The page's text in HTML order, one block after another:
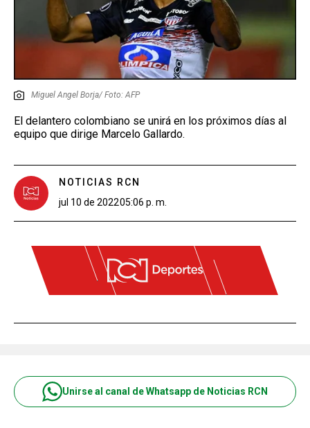
Miguel Angel Borja/ Foto: AFP
El delantero colombiano se unirá en los próximos días al
equipo que dirige Marcelo Gallardo.
NOTICIAS RCN
jul 10 de 202205:06 p. m.
Unirse al canal de Whatsapp de Noticias RCN